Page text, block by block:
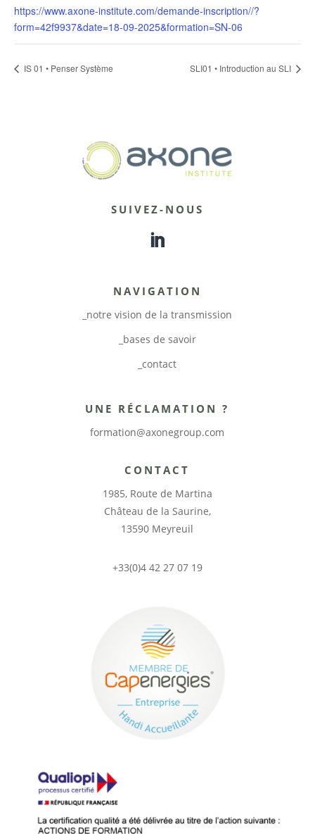
https://www.axone-institute.com/demande-inscription//?
form=42f9937&date=18-09-2025&formation=SN-06
IS 01 • Penser Système SLI01 • Introduction au SLI
SUIVEZ-NOUS
NAVIGATION
_notre vision de la transmission
_bases de savoir
_contact
UNE RÉCLAMATION ?
formation@axonegroup.com
CONTACT
1985, Route de Martina
Château de la Saurine,
13590 Meyreuil
+33(0)4 42 27 07 19